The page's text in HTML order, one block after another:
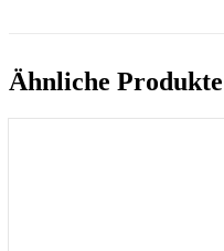
Ähnliche Produkte